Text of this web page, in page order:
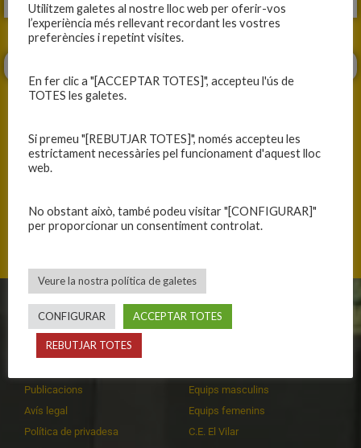
ANTERIOR
CLUB
Història
Publicacions
Avís legal
Política de privadesa
EQUIPS
Equips masculins
Equips femenins
C.E. El Vilar
Utilitzem galetes al nostre lloc web per oferir-vos
l’experiència més rellevant recordant les vostres
preferències i repetint visites.
En fer clic a "[ACCEPTAR TOTES]", accepteu l'ús de
TOTES les galetes.
Si premeu "[REBUTJAR TOTES]", només accepteu les
estrictament necessàries pel funcionament d'aquest lloc
web.
No obstant això, també podeu visitar "[CONFIGURAR]"
per proporcionar un consentiment controlat.
Veure la nostra política de galetes
CONFIGURAR ACCEPTAR TOTES
REBUTJAR TOTES